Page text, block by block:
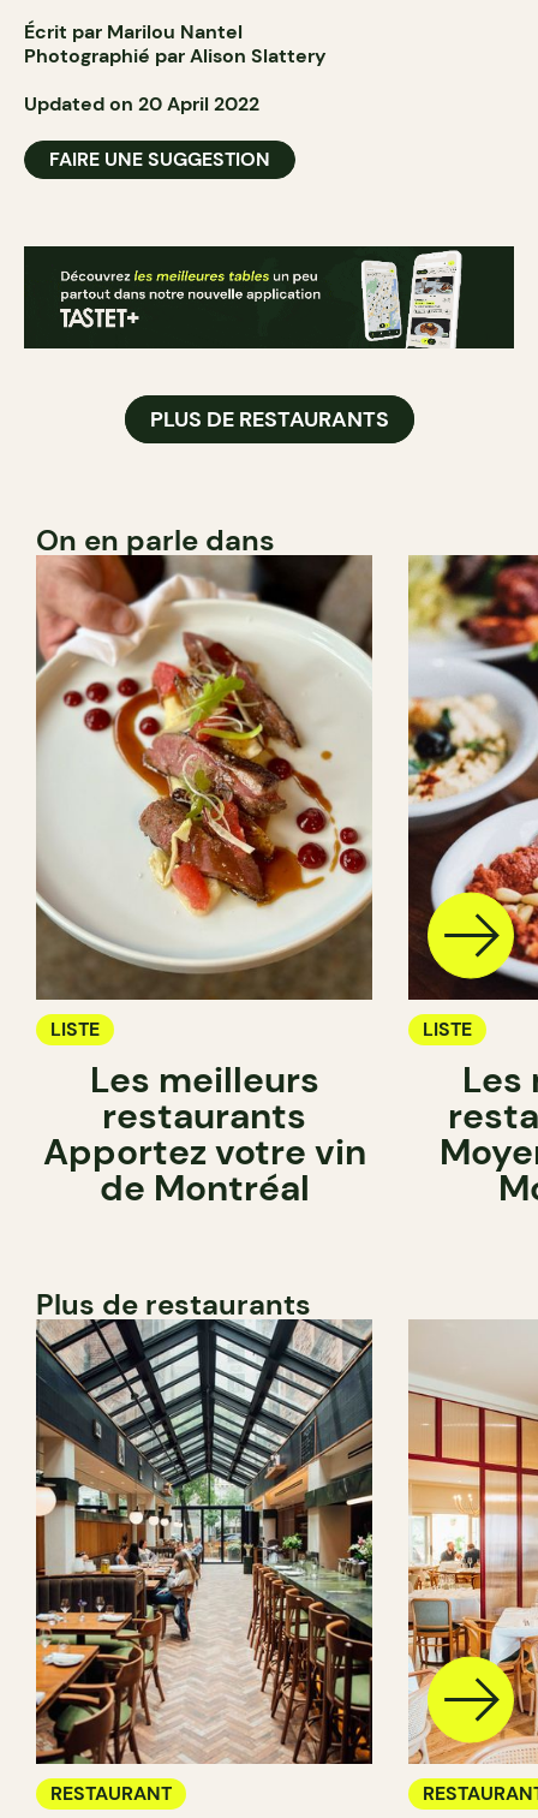
Écrit par Marilou Nantel
Photographié par Alison Slattery
Updated on 20 April 2022
FAIRE UNE SUGGESTION
PLUS DE RESTAURANTS
On en parle dans
LISTE
Les meilleurs
restaurants
Apportez votre vin
de Montréal
LISTE
Les
Plus de restaurants
RESTAURANT